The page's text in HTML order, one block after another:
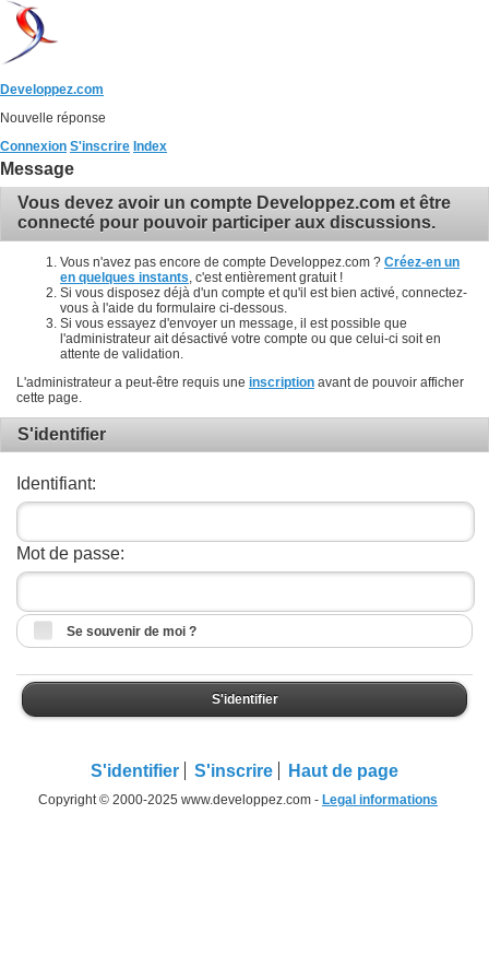
Developpez.com
Nouvelle réponse
Connexion S'inscrire Index
Message
Vous devez avoir un compte Developpez.com et être
connecté pour pouvoir participer aux discussions.
Vous n'avez pas encore de compte Developpez.com ? Créez-en un
en quelques instants , c'est entièrement gratuit !
Si vous disposez déjà d'un compte et qu'il est bien activé, connectez-
vous à l'aide du formulaire ci-dessous.
Si vous essayez d'envoyer un message, il est possible que
l'administrateur ait désactivé votre compte ou que celui-ci soit en
attente de validation.
L'administrateur a peut-être requis une inscription avant de pouvoir afficher
cette page.
S'identifier
Identifiant:
Mot de passe:
Se souvenir de moi ?
S'identifier
S'identifier S'inscrire Haut de page
Copyright © 2000-2025 www.developpez.com - Legal informations